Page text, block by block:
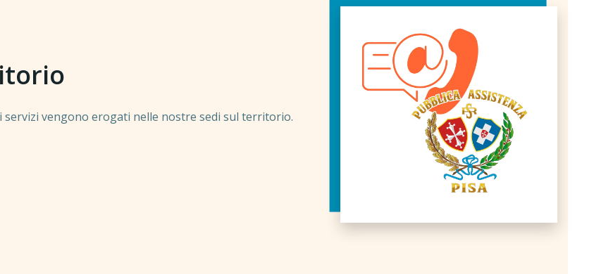
vengono erogati nelle nostre sedi sul territorio.